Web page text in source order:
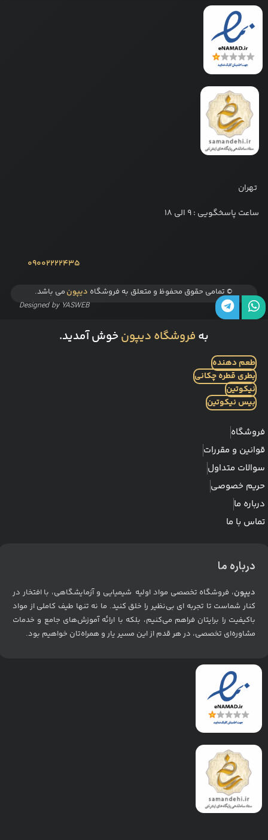
تهران
ساعت پاسخگویی : 9 الی 18
09002222435
© تمامی حقوق محفوظ و متعلق به فروشگاه دیپون می باشد.
Designed by YASWEB
به فروشگاه دیپونخوش آمدید.
طعم دهنده
بطری قطره چکانی
نیکوتین
بیس نیکوتین
فروشگاه
قوانین و مقررات
سوالات متداول
حریم خصوصی
درباره ما
تماس با ما
درباره ما
دیپون، فروشگاه تخصصی مواد اولیه شیمیایی و آزمایشگاهی، با افتخار در
کنار شماست تا تجربه ای بی‌نظیر را خلق کنید. ما نه تنها طیف کاملی از مواد
باکیفیت را برایتان فراهم می‌کنیم، بلکه با ارائه آموزش‌های جامع و خدمات
مشاوره‌ای تخصصی، در هر قدم از این مسیر یار و همراه‌تان خواهیم بود.